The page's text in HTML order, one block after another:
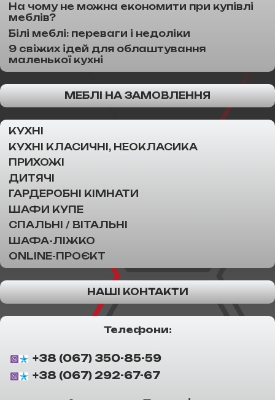
На чому не можна економити при купівлі
меблів?
Білі меблі: переваги і недоліки
9 свіжих ідей для облаштування
маленької кухні
МЕБЛІ НА ЗАМОВЛЕННЯ
КУХНІ
КУХНІ КЛАСИЧНІ, НЕОКЛАСИКА
ПРИХОЖІ
ДИТЯЧІ
ГАРДЕРОБНІ КІМНАТИ
ШАФИ КУПЕ
СПАЛЬНІ / ВІТАЛЬНІ
ШАФА-ЛІЖКО
ONLINE-ПРОЄКТ
НАШІ КОНТАКТИ
Телефони:
+38 (067) 350-85-59
+38 (067) 292-67-67